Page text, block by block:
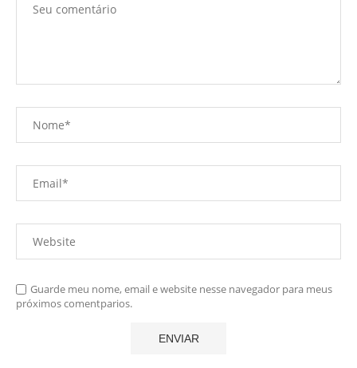
Guarde meu nome, email e website nesse navegador para meus
próximos comentparios.